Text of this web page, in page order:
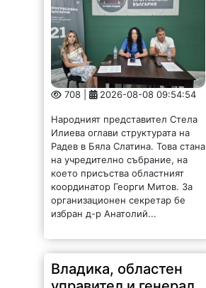
708 | 2026-08-08 09:54:54
Народният представител Стела
Илиева оглави структурата на
Радев в Бяла Слатина. Това стана
на учредително събрание, на
което присъства областният
координатор Георги Митов. За
организационен секретар бе
избран д-р Анатолий...
Владика, областен